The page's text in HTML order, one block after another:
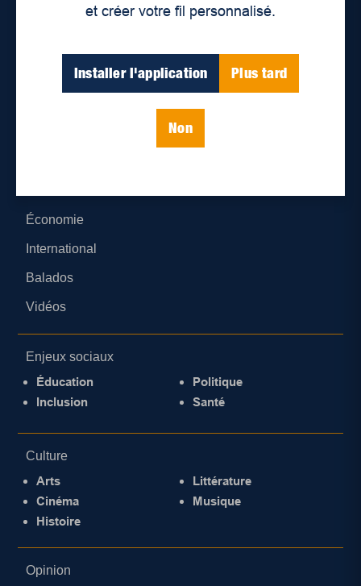
et créer votre fil personnalisé.
Installer l'application Plus tard
Non
Économie
International
Balados
Vidéos
Enjeux sociaux
Éducation
Inclusion
Politique
Santé
Culture
Arts
Cinéma
Histoire
Littérature
Musique
Opinion